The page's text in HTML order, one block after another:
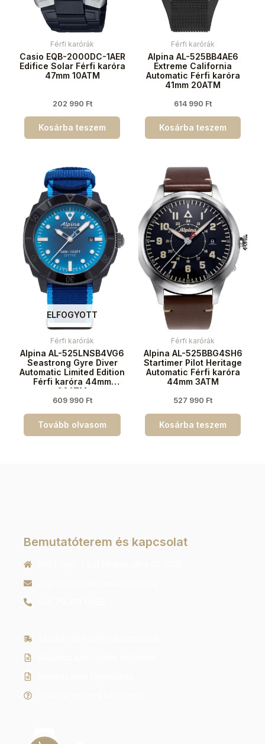
Férfi karórák
Casio EQB-2000DC-1AER
Edifice Solar Férfi karóra
47mm 10ATM
202 990 Ft
Kosárba teszem
Férfi karórák
Alpina AL-525BB4AE6
Extreme California
Automatic Férfi karóra
41mm 20ATM
614 990 Ft
Kosárba teszem
ELFOGYOTT
Férfi karórák
Alpina AL-525LNSB4VG6
Seastrong Gyre Diver
Automatic Limited Edition
Férfi karóra 44mm
30ATM
609 990 Ft
Tovább olvasom
Férfi karórák
Alpina AL-525BBG4SH6
Startimer Pilot Heritage
Automatic Férfi karóra
44mm 3ATM
527 990 Ft
Kosárba teszem
Bemutatóterem és kapcsolat